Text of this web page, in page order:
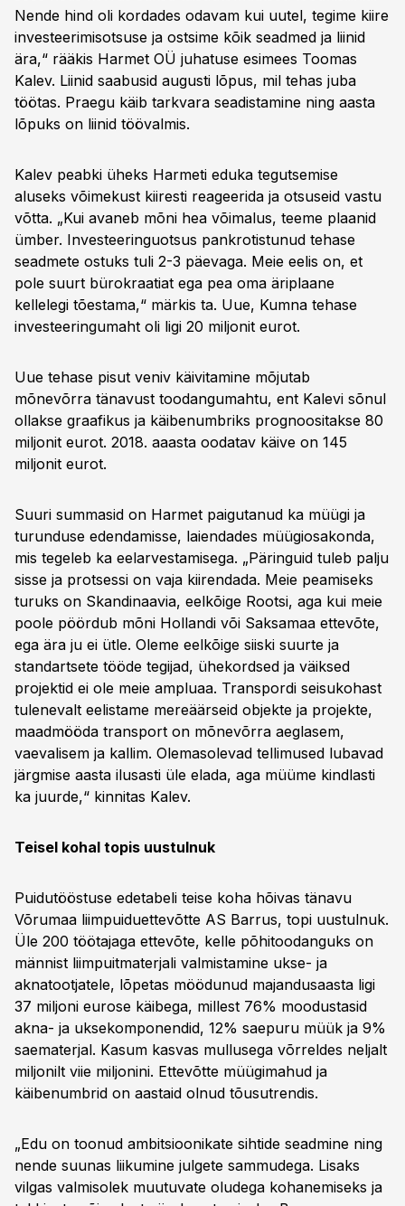
Nende hind oli kordades odavam kui uutel, tegime kiire
investeerimisotsuse ja ostsime kõik seadmed ja liinid
ära,“ rääkis Harmet OÜ juhatuse esimees Toomas
Kalev. Liinid saabusid augusti lõpus, mil tehas juba
töötas. Praegu käib tarkvara seadistamine ning aasta
lõpuks on liinid töövalmis.
Kalev peabki üheks Harmeti eduka tegutsemise
aluseks võimekust kiiresti reageerida ja otsuseid vastu
võtta. „Kui avaneb mõni hea võimalus, teeme plaanid
ümber. Investeeringuotsus pankrotistunud tehase
seadmete ostuks tuli 2-3 päevaga. Meie eelis on, et
pole suurt bürokraatiat ega pea oma äriplaane
kellelegi tõestama,“ märkis ta. Uue, Kumna tehase
investeeringumaht oli ligi 20 miljonit eurot.
Uue tehase pisut veniv käivitamine mõjutab
mõnevõrra tänavust toodangumahtu, ent Kalevi sõnul
ollakse graafikus ja käibenumbriks prognoositakse 80
miljonit eurot. 2018. aaasta oodatav käive on 145
miljonit eurot.
Suuri summasid on Harmet paigutanud ka müügi ja
turunduse edendamisse, laiendades müügiosakonda,
mis tegeleb ka eelarvestamisega. „Päringuid tuleb palju
sisse ja protsessi on vaja kiirendada. Meie peamiseks
turuks on Skandinaavia, eelkõige Rootsi, aga kui meie
poole pöördub mõni Hollandi või Saksamaa ettevõte,
ega ära ju ei ütle. Oleme eelkõige siiski suurte ja
standartsete tööde tegijad, ühekordsed ja väiksed
projektid ei ole meie ampluaa. Transpordi seisukohast
tulenevalt eelistame mereäärseid objekte ja projekte,
maadmööda transport on mõnevõrra aeglasem,
vaevalisem ja kallim. Olemasolevad tellimused lubavad
järgmise aasta ilusasti üle elada, aga müüme kindlasti
ka juurde,“ kinnitas Kalev.
Teisel kohal topis uustulnuk
Puidutööstuse edetabeli teise koha hõivas tänavu
Võrumaa liimpuiduettevõtte AS Barrus, topi uustulnuk.
Üle 200 töötajaga ettevõte, kelle põhitoodanguks on
männist liimpuitmaterjali valmistamine ukse- ja
aknatootjatele, lõpetas möödunud majandusaasta ligi
37 miljoni eurose käibega, millest 76% moodustasid
akna- ja uksekomponendid, 12% saepuru müük ja 9%
saematerjal. Kasum kasvas mullusega võrreldes neljalt
miljonilt viie miljonini. Ettevõtte müügimahud ja
käibenumbrid on aastaid olnud tõusutrendis.
„Edu on toonud ambitsioonikate sihtide seadmine ning
nende suunas liikumine julgete sammudega. Lisaks
vilgas valmisolek muutuvate oludega kohanemiseks ja